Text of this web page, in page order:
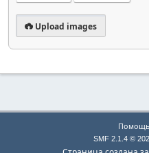
Upload images
Помощь
SMF 2.1.4 ©